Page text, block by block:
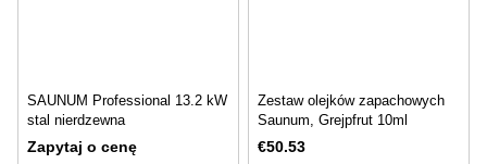
SAUNUM Professional 13.2 kW
stal nierdzewna
Zapytaj o cenę
Zestaw olejków zapachowych
Saunum, Grejpfrut 10ml
€50.53